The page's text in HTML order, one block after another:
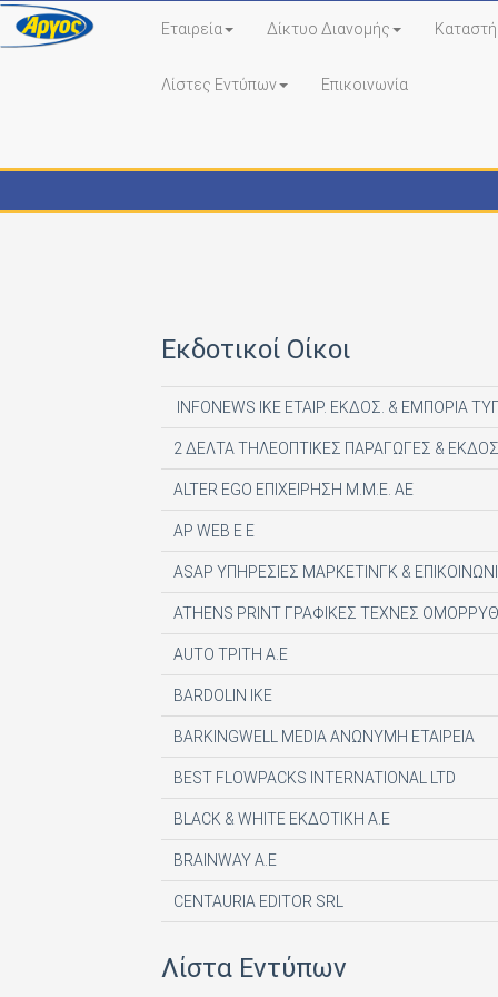
Εταιρεία Δίκτυο Διανομής
Λίστες Εντύπων Επικοινωνία
Εκδοτικοί Οίκοι
INFONEWS ΙΚΕ ΕΤΑΙΡ. ΕΚΔΟΣ. & ΕΜΠΟΡΙΑ
2 ΔΕΛΤΑ ΤΗΛΕΟΠΤΙΚΕΣ ΠΑΡΑΓΩΓΕΣ &
ALTER EGO ΕΠΙΧΕΙΡΗΣΗ Μ.Μ.Ε. ΑΕ
AP WEB Ε Ε
ASAP ΥΠΗΡΕΣΙΕΣ ΜΑΡΚΕΤΙΝΓΚ &
ATHENS PRINT ΓΡΑΦΙΚΕΣ ΤΕΧΝΕΣ
AUTO ΤΡΙΤΗ Α.Ε
BARDOLIN ΙΚΕ
BARKINGWELL MEDIA ΑΝΩΝΥΜΗ ΕΤΑΙΡΕΙΑ
BEST FLOWPACKS INTERNATIONAL LTD
BLACK & WHITE ΕΚΔΟΤΙΚΗ Α.Ε
BRAINWAY A.E
CENTAURIA EDITOR SRL
Λίστα Εντύπων